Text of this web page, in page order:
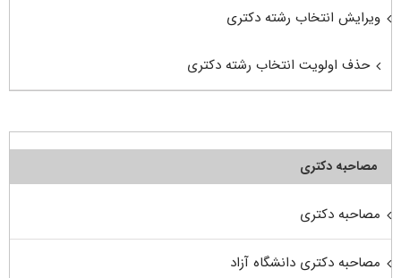
ویرایش انتخاب رشته دکتری
حذف اولویت انتخاب رشته دکتری
مصاحبه دکتری
مصاحبه دکتری
مصاحبه دکتری دانشگاه آزاد